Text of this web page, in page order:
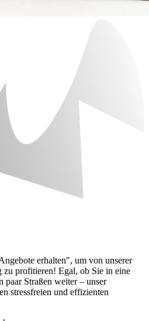
erhalten", um von unserer
zu profitieren! Egal, ob Sie in eine
paar Straßen weiter – unser
stressfreien und effizienten